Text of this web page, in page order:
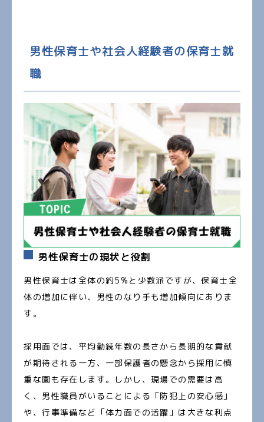
男性保育士や社会人経験者の保育士就
職
男性保育士の現状と役割
男性保育士は全体の約5%と少数派ですが、保育士全
体の増加に伴い、男性のなり手も増加傾向にありま
す。
採用面では、平均勤続年数の長さから長期的な貢献
が期待される一方、一部保護者の懸念から採用に慎
重な園も存在します。しかし、現場での需要は高
く、男性職員がいることによる「防犯上の安心感」
や、行事準備など「体力面での活躍」は大きな利点